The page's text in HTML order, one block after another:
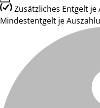
Zusätzliches Entgelt je
Mindestentgelt je